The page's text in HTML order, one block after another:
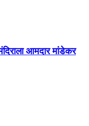
आमदार मांडेकर